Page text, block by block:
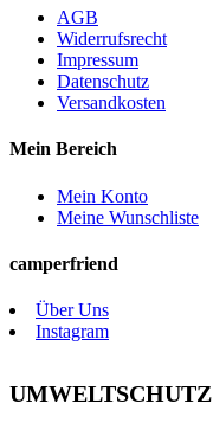
AGB
Widerrufsrecht
Impressum
Datenschutz
Versandkosten
Mein Bereich
Mein Konto
Meine Wunschliste
camperfriend
Über Uns
Instagram
UMWELTSCHUTZ